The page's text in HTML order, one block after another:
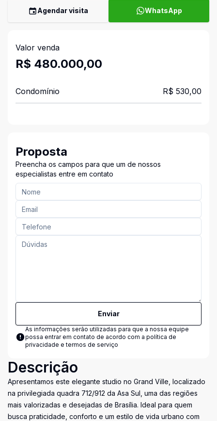
Agendar visita WhatsApp
Valor venda
R$ 480.000,00
Condomínio R$ 530,00
Proposta
Preencha os campos para que um de nossos
especialistas entre em contato
Enviar
As informações serão utilizadas para que a nossa equipe
possa entrar em contato de acordo com a política de
privacidade e termos de serviço
Descrição
Apresentamos este elegante studio no Grand Ville, localizado
na privilegiada quadra 712/912 da Asa Sul, uma das regiões
mais valorizadas e desejadas de Brasília. Ideal para quem
busca praticidade, conforto e um estilo de vida urbano com